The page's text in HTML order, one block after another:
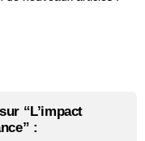
“L’impact
: